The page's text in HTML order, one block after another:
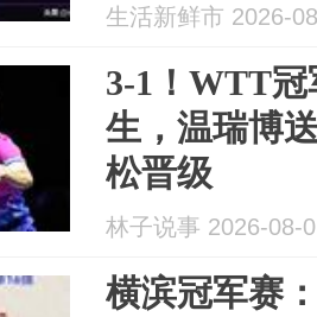
生活新鲜市 2026-
3-1！WTT
生，温瑞博
松晋级
林子说事 2026-08-
横滨冠军赛